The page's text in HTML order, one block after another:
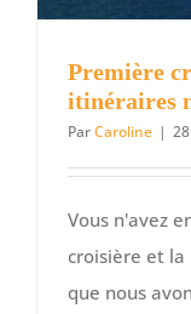
Première
itinéraires
ParCaroline |
Vous n'avez
croisière et
que nous